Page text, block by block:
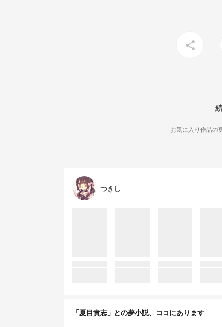
share
お気に入り作品の
つきし
「夏目貴志」との夢小説、ココにあります